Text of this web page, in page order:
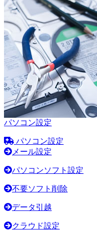
パソコン設定
パソコン設定
メール設定
パソコンソフト設定
不要ソフト削除
データ引越
クラウド設定